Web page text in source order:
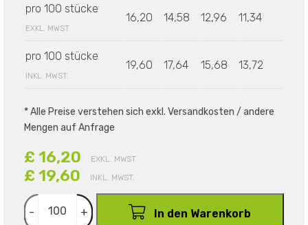
pro 100 stücke
EXKL. MWST
16,20 14,58 12,96 11,34
pro 100 stücke
INKL. MWST.
19,60 17,64 15,68 13,72
* Alle Preise verstehen sich exkl. Versandkosten / andere
Mengen auf Anfrage
£ 16,20 EXKL. MWST
£ 19,60 INKL. MWST.
- + In den Warenkorb